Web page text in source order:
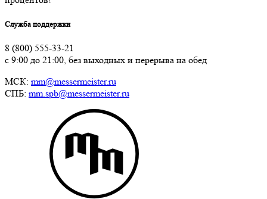
Служба поддержки
8 (800) 555-33-21
с 9:00 до 21:00, без выходных и перерыва на обед
МСК: mm@messermeister.ru
СПБ: mm.spb@messermeister.ru